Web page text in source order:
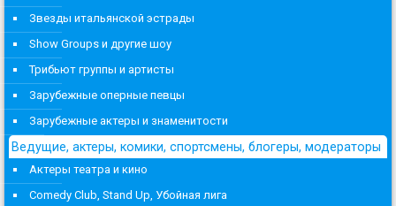
Звезды итальянской эстрады
Show Groups и другие шоу
Трибьют группы и артисты
Зарубежные оперные певцы
Зарубежные актеры и знаменитости
Ведущие, актеры, комики, спортсмены, блогеры, модераторы
Актеры театра и кино
Comedy Club, Stand Up, Убойная лига